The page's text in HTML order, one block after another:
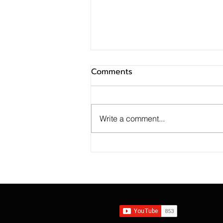
SINO ประกาศ Q2/69 ทำกำไร
บาทต่อหุ้น ครึ่งปีหลังมุ่งเติบโต
ต่อเนื่อง
Comments
Write a comment...